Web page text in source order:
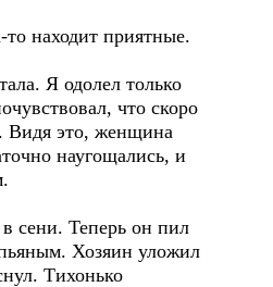
находит приятные.
Я одолел только
что скоро
Видя это, женщина
наугощались, и
сени. Теперь он пил
Хозяин уложил
Тихонько